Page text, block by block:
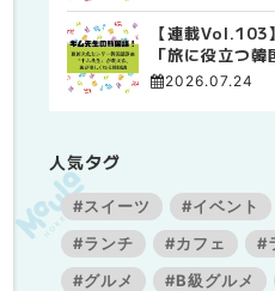
【連載Vol.103
「旅に役立つ
尾について そ
2026.07.24
人気タグ
#スイーツ #イベント
#ランチ
#カフェ
#
#グルメ
#B級グルメ